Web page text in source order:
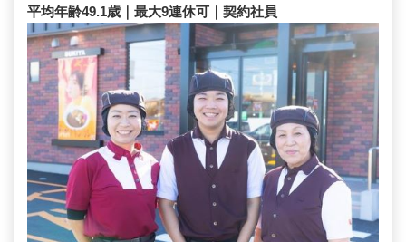
平均年齢49.1歳｜最大9連休可｜契約社員